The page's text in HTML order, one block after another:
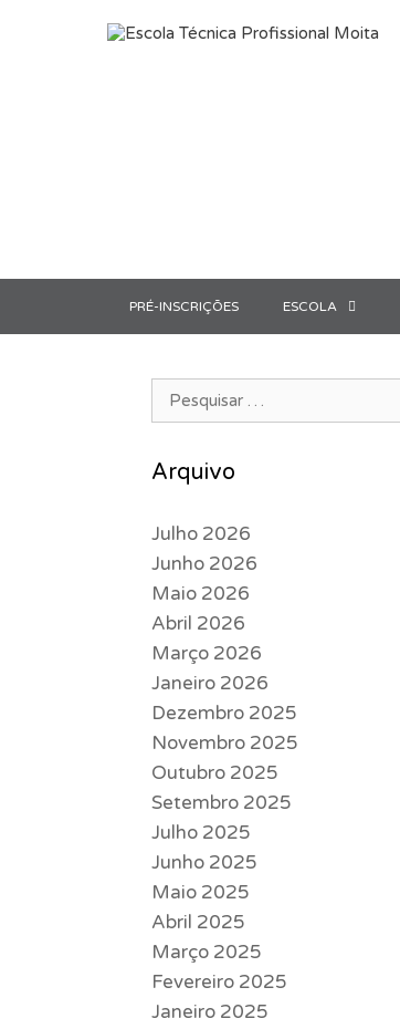
PRÉ-INSCRIÇÕES ESCOLA
Pesquisar por:
Arquivo
Julho 2026
Junho 2026
Maio 2026
Abril 2026
Março 2026
Janeiro 2026
Dezembro 2025
Novembro 2025
Outubro 2025
Setembro 2025
Julho 2025
Junho 2025
Maio 2025
Abril 2025
Março 2025
Fevereiro 2025
Janeiro 2025